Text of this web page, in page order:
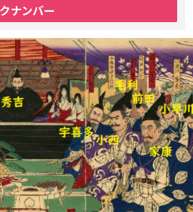
ナンバー